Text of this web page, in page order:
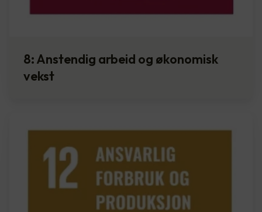
8: Anstendig arbeid og økonomisk
vekst